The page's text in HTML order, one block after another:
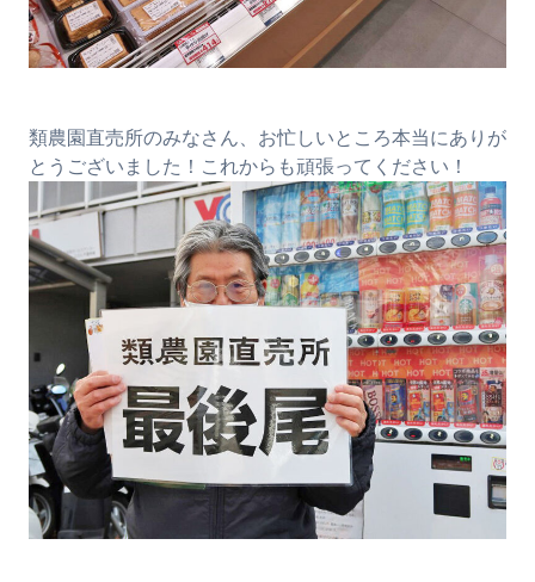
類農園直売所のみなさん、お忙しいところ本当にありが
とうございました！これからも頑張ってください！